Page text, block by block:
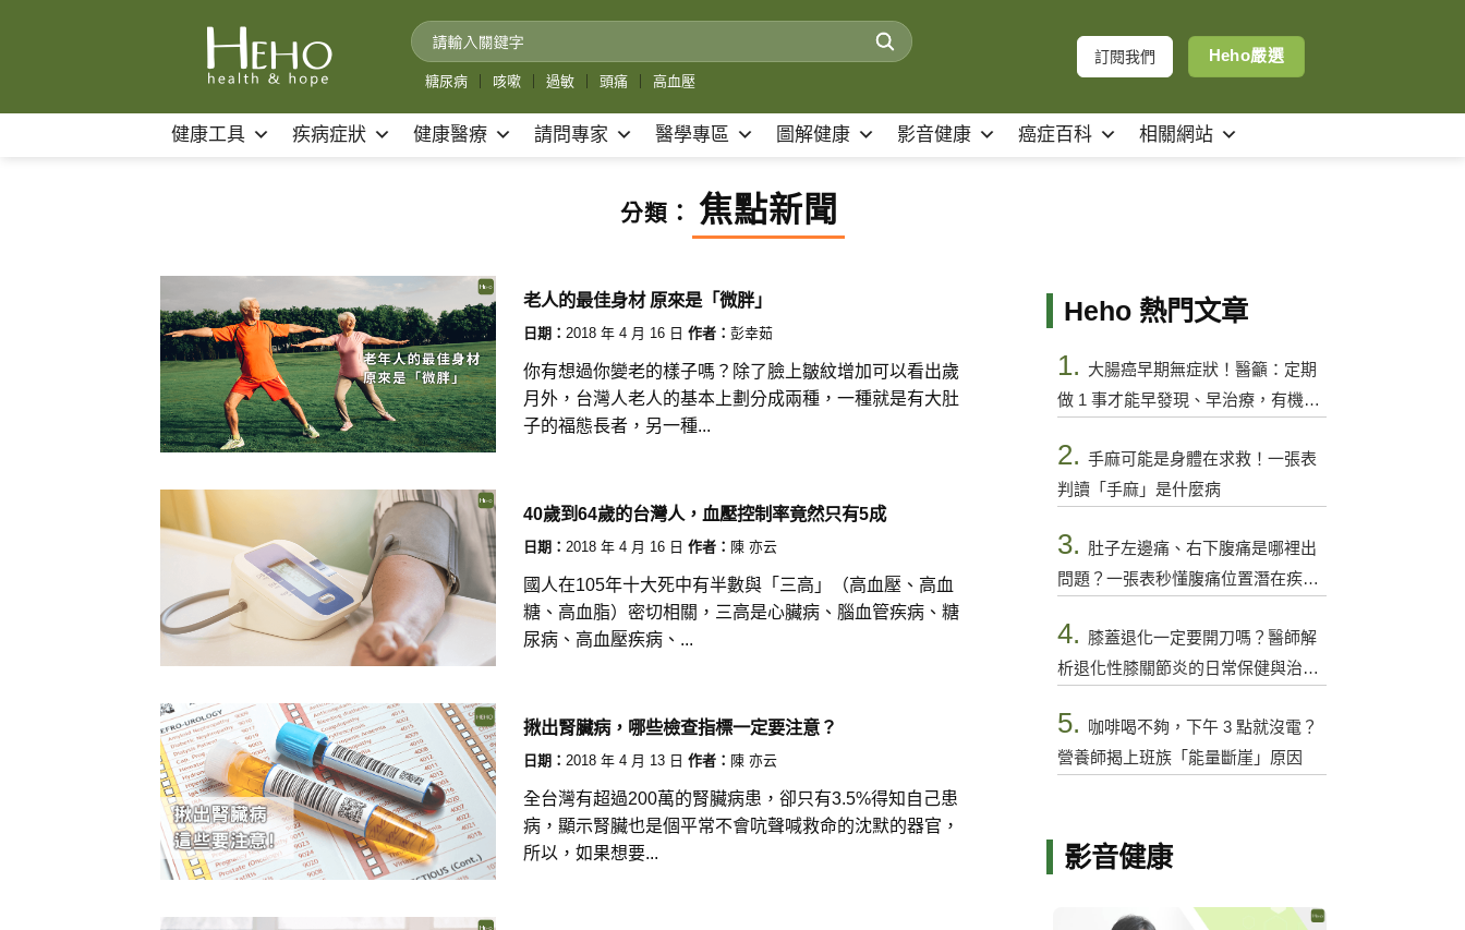
糖尿病 咳嗽 過敏 頭痛 高血壓
訂閱我們 Heho嚴選
健康工具 疾病症狀 健康醫療 請問專家 醫學專區 圖解健康 影音健康 癌症百科 相關網站
分類： 焦點新聞
老人的最佳身材 原來是「微胖」
日期： 2018 年 4 月 16 日 作者： 彭幸茹
你有想過你變老的樣子嗎？除了臉上皺紋增加可以看出歲
月外，台灣人老人的基本上劃分成兩種，一種就是有大肚
子的福態長者，另一種...
40歲到64歲的台灣人，血壓控制率竟然只有5成
日期： 2018 年 4 月 16 日 作者： 陳 亦云
國人在105年十大死中有半數與「三高」（高血壓、高血
糖、高血脂）密切相關，三高是心臟病、腦血管疾病、糖
尿病、高血壓疾病、...
揪出腎臟病，哪些檢查指標一定要注意？
日期： 2018 年 4 月 13 日 作者： 陳 亦云
全台灣有超過200萬的腎臟病患，卻只有3.5%得知自己患
病，顯示腎臟也是個平常不會吭聲喊救命的沈默的器官，
所以，如果想要...
Heho 熱門文章
1. 大腸癌早期無症狀！醫籲：定期
做 1 事才能早發現、早治療，有機會
2. 手麻可能是身體在求救！一張表
判讀「手麻」是什麼病
3. 肚子左邊痛、右下腹痛是哪裡出
問題？一張表秒懂腹痛位置潛在疾病
4. 膝蓋退化一定要開刀嗎？醫師解
析退化性膝關節炎的日常保健與治療
5.
咖啡喝不夠，下午 3 點就沒電？
營養師揭上班族「能量斷崖」原因
影音健康